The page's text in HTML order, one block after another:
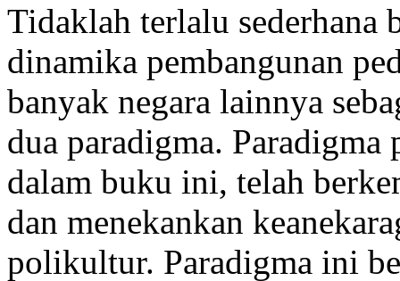
Tidaklah terlalu sederhana
dinamika pembangunan
banyak negara lainnya
dua paradigma. Paradigma
dalam buku ini, telah
dan menekankan
polikultur. Paradigma ini